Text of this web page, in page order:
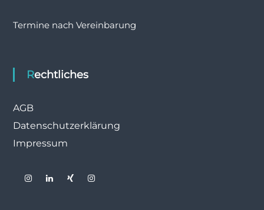
Termine nach Vereinbarung
Rechtliches
AGB
Datenschutzerklärung
Impressum